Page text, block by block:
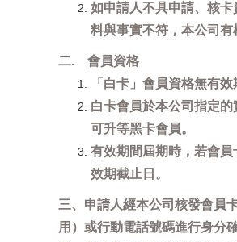
如申請人不具申請、核
料與事實不符，本公司有
二. 會員資格
「白卡」會員資格無有
白卡會員於本公司指定
可升等黑卡會員。
有效期間屆期時，若會
效期截止日。
三、申請人經本公司核發會員
用）或行動電話號碼進行身分